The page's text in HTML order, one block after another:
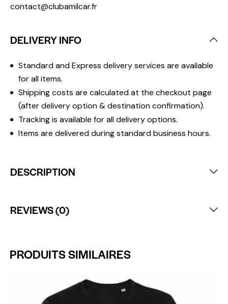
contact@clubamilcar.fr
DELIVERY INFO
Standard and Express delivery services are available
for all items.
Shipping costs are calculated at the checkout page
(after delivery option & destination confirmation).
Tracking is available for all delivery options.
Items are delivered during standard business hours.
DESCRIPTION
REVIEWS (0)
PRODUITS SIMILAIRES